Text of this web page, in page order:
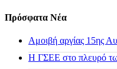
Πρόσφατα Νέα
Αμοιβή αργίας 15ης
H ΓΣΕΕ στο πλευρό